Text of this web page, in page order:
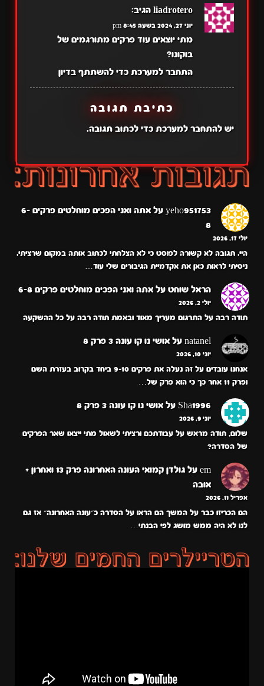
liadrotero הגיב:
יוני 27, 2024 בשעה 8:45 pm
מתי יוצאים עוד פרקים מתורגמים של
בוקונו?
התחבר למערכת כדי להשתתף בדיון
כתיבת תגובה
יש להתחבר למערכתכדי לכתוב תגובה.
yeho951753 על
אתה ואני הפכים מוחלטים פרקים 6-
8
יולי 17, 2026
היי. תגובה לא קשורה לפוסט כי לא הצלחתי לכתוב אותה במקום שרציתי.
ניסיתי לראות כאן את אקדמיית הגיבורים שלי עוד…
הראל שוחט על אתה ואני הפכים מוחלטים פרקים 6-8
יולי 2, 2026
תודה רבה על התרגום מעריך מאוד ובאמת תודה רבה על כל ההשקעה
natanel על אושי נו קו עונה 3 פרק 8
יוני 10, 2026
אנחנו עובדים על זה נעלה את פרקים 9-10 ביחד בקרוב בעזרת השם
ופרק 11 אחר כך כי הוא פרק של…
Sha1996 על אושי נו קו עונה 3 פרק 8
יוני 9, 2026
שלום, תודה מראש על עבודתכם ורציתי לשאול מתי ייצאו שאר הפרקים
של הסדרה?
em על
גולדן קמואי העונה האחרונה פרק 13 ואחרון +
אובה
אפריל 11, 2026
הם הכריזו כבר על המשך הם הראו על הסדרה כ״עונה האחרונה״ אז גם
לנו לא היה ממש מושג לפי הבנתי…